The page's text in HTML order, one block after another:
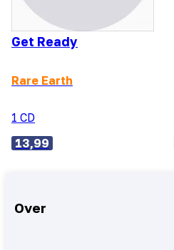
Get Ready
Rare Earth
1 CD
13,99
Over